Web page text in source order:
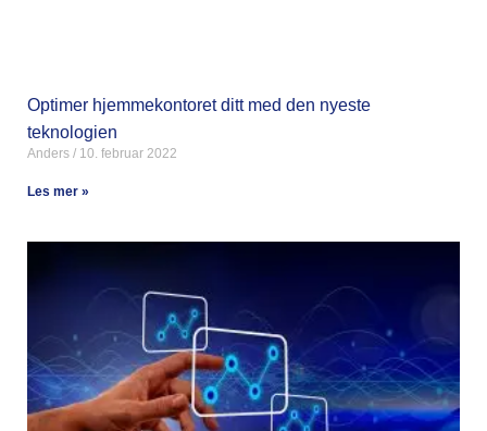
Optimer hjemmekontoret ditt med den nyeste
teknologien
Anders 10. februar 2022
Les mer »